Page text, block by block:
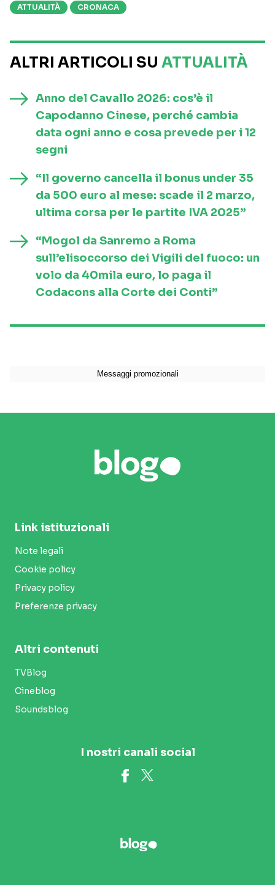
ATTUALITÀ CRONACA
ALTRI ARTICOLI SU ATTUALITÀ
Anno del Cavallo 2026: cos’è il
Capodanno Cinese, perché cambia
data ogni anno e cosa prevede per i 12
segni
“Il governo cancella il bonus under 35
da 500 euro al mese: scade il 2 marzo,
ultima corsa per le partite IVA 2025”
“Mogol da Sanremo a Roma
sull’elisoccorso dei Vigili del fuoco: un
volo da 40mila euro, lo paga il
Codacons alla Corte dei Conti”
Link istituzionali
Note legali
Cookie policy
Privacy policy
Preferenze privacy
Altri contenuti
TVBlog
Cineblog
Soundsblog
I nostri canali social